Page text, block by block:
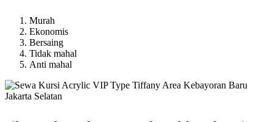
Murah
Ekonomis
Bersaing
Tidak mahal
Anti mahal